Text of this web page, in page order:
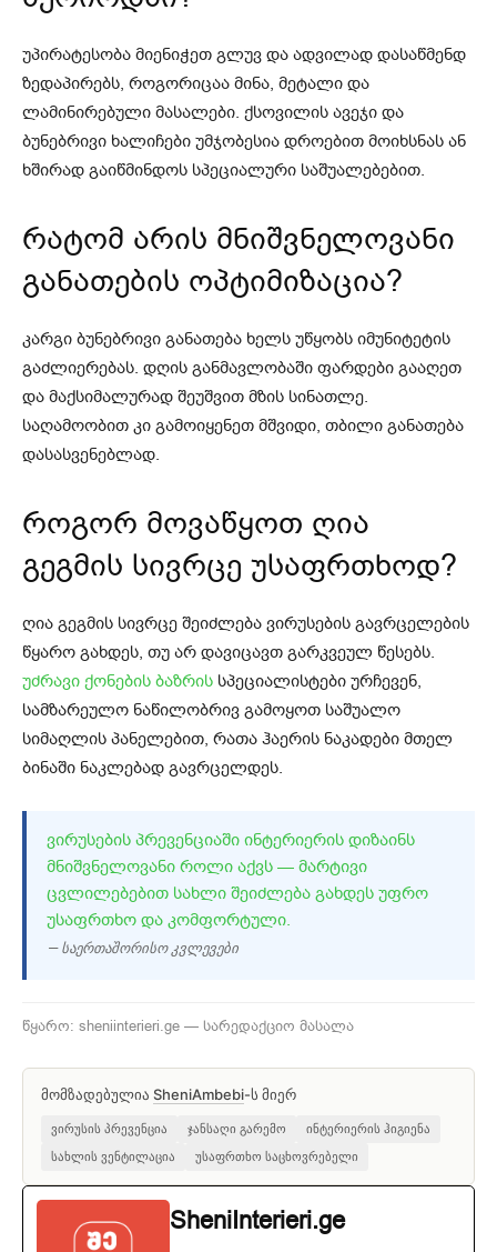
უპირატესობა მიენიჭეთ გლუვ და ადვილად დასაწმენდ
ზედაპირებს, როგორიცაა მინა, მეტალი და
ლამინირებული მასალები. ქსოვილის ავეჯი და
ბუნებრივი ხალიჩები უმჯობესია დროებით მოიხსნას ან
ხშირად გაიწმინდოს სპეციალური საშუალებებით.
რატომ არის მნიშვნელოვანი
განათების ოპტიმიზაცია?
კარგი ბუნებრივი განათება ხელს უწყობს იმუნიტეტის
გაძლიერებას. დღის განმავლობაში ფარდები გააღეთ
და მაქსიმალურად შეუშვით მზის სინათლე.
საღამოობით კი გამოიყენეთ მშვიდი, თბილი განათება
დასასვენებლად.
როგორ მოვაწყოთ ღია
გეგმის სივრცე უსაფრთხოდ?
ღია გეგმის სივრცე შეიძლება ვირუსების გავრცელების
წყარო გახდეს, თუ არ დავიცავთ გარკვეულ წესებს.
უძრავი ქონების ბაზრის სპეციალისტები ურჩევენ,
სამზარეულო ნაწილობრივ გამოყოთ საშუალო
სიმაღლის პანელებით, რათა ჰაერის ნაკადები მთელ
ბინაში ნაკლებად გავრცელდეს.
ᲕᲘᲠᲣᲡᲔᲑᲘᲡ ᲞᲠᲔᲕᲔᲜᲪᲘᲐᲨᲘ ᲘᲜᲢᲔᲠᲘᲔᲠᲘᲡ ᲓᲘᲖᲐᲘᲜᲡ
ᲛᲜᲘᲨᲕᲜᲔᲚᲝᲕᲐᲜᲘ ᲠᲝᲚᲘ ᲐᲥᲕᲡ — ᲛᲐᲠᲢᲘᲕᲘ
ᲪᲕᲚᲘᲚᲔᲑᲔᲑᲘᲗ ᲡᲐᲮᲚᲘ ᲨᲔᲘᲫᲚᲔᲑᲐ ᲒᲐᲮᲓᲔᲡ ᲣᲤᲠᲝ
ᲣᲡᲐᲤᲠᲗᲮᲝ ᲓᲐ ᲙᲝᲛᲤᲝᲠᲢᲣᲚᲘ.
— საერთაშორისო კვლევები
წყარო: sheniinterieri.ge — სარედაქციო მასალა
მომზადებულია SheniAmbebi-ს მიერ
ვირუსის პრევენცია ჯანსაღი გარემო
ინტერიერის ჰიგიენა
სახლის ვენტილაცია
უსაფრთხო საცხოვრებელი
SheniInterieri.ge